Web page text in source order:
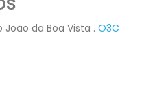
João da Boa Vista . O3C